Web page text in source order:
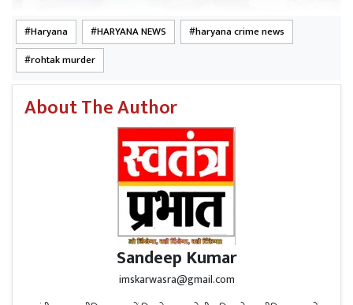
पुलिस के अनुसार, दोपहर को पांच युवकों ने रोहतक के बलियाणा
गांव में धर्मवीर (58) और उनके बेटे दीपक (22) की हत्या कर दी थी।
हमलावर पहले दीपक के पास पहुंचे, पिता का नाम पूछने के बाद उन्हें
दो गोलियां मारीं। इसके बाद वे धर्मवीर के घर गए और धर्मवीर को
Haryana HARYANA NEWS
haryana crime news
rohtak murder
About The Author
Sandeep Kumar
imskarwasra@gmail.com